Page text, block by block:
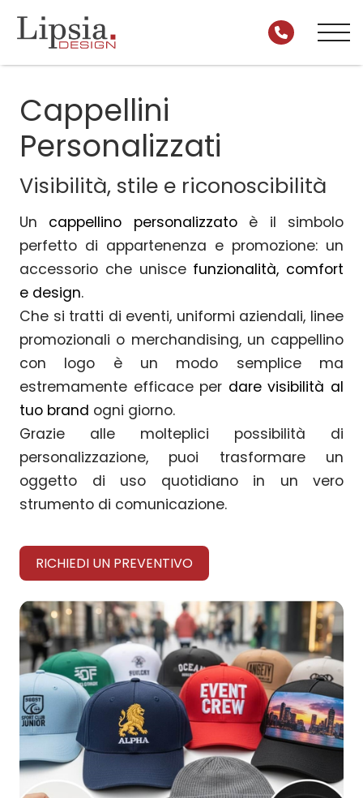
Cappellini
Personalizzati
Visibilità, stile e riconoscibilità
Un cappellino personalizzatoè il simbolo
perfetto di appartenenza e promozione: un
accessorio che unisce funzionalità, comfort
e design.
Che si tratti di eventi, uniformi aziendali, linee
promozionali o merchandising, un cappellino
con logo è un modo semplice ma
estremamente efficace per dare visibilità al
tuo brand ogni giorno.
Grazie alle molteplici possibilità di
personalizzazione, puoi trasformare un
oggetto di uso quotidiano in un vero
strumento di comunicazione.
RICHIEDI UN PREVENTIVO